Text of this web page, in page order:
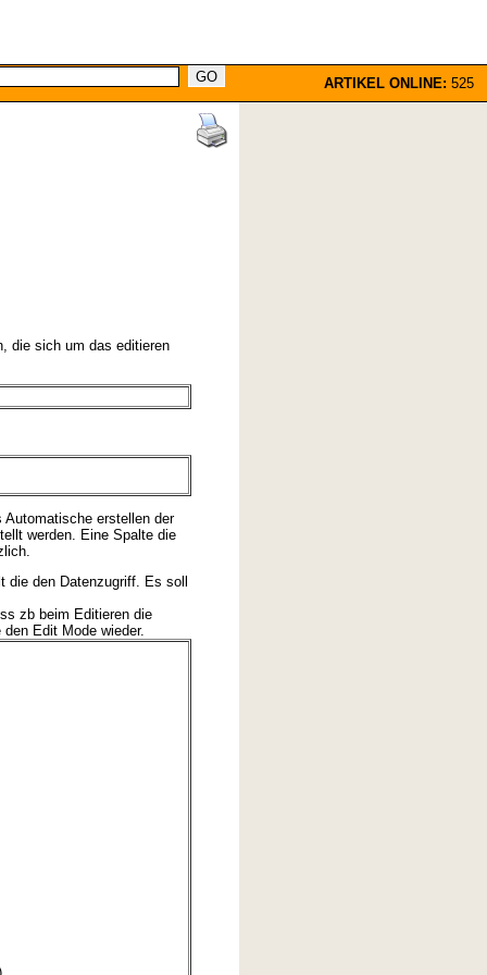
ARTIKEL ONLINE: 525
die sich um das editieren
erstellen der
werden. Eine Spalte die
den Datenzugriff. Es soll
zb beim Editieren die
Edit Mode wieder.